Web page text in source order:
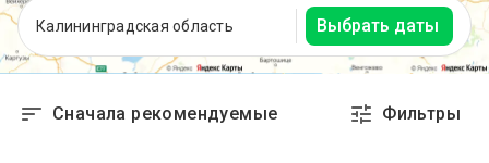
Калининградская область Выбрать даты
Сначала рекомендуемые Фильтры